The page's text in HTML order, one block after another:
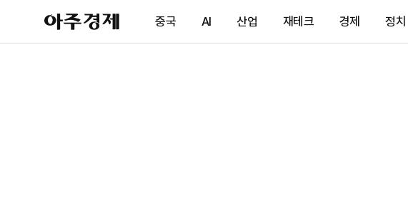
아
주
제
중국 AI 산업 재테크 경제 정치